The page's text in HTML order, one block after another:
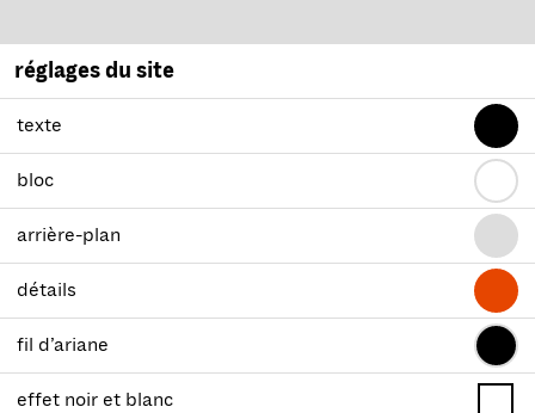
réglages du site
texte
bloc
arrière-plan
détails
fil d’ariane
effet noir et blanc